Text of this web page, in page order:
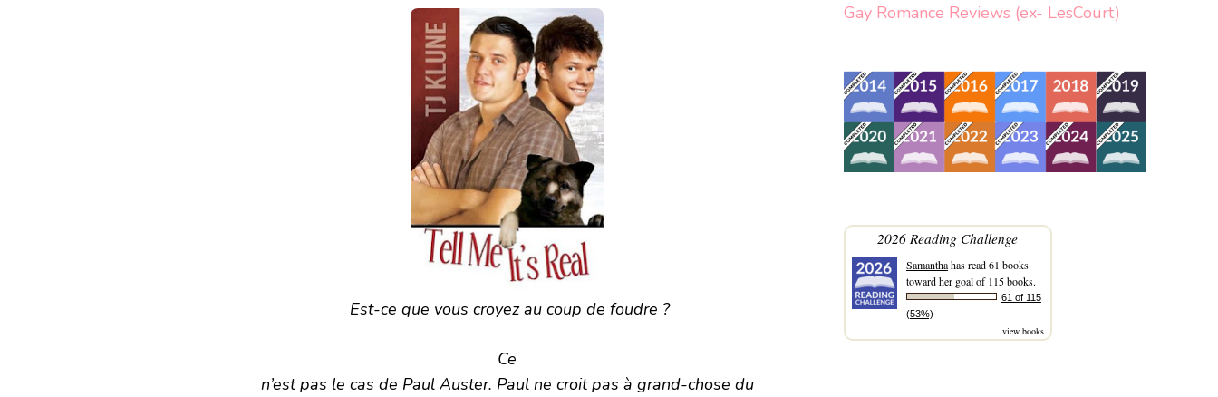
Est-ce que vous croyez au coup de foudre ?
Ce
n’est pas le cas de Paul Auster. Paul ne croit pas à grand-chose du
Gay Romance Reviews (ex- LesCourt)
2026 Reading Challenge
Samanthahas read 61 books
toward her goal of 115 books.
61 of 115
(53%)
view books